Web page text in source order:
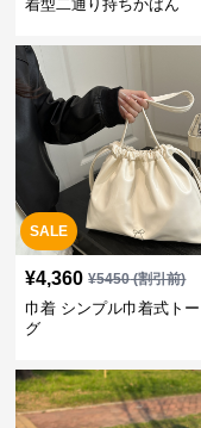
着型二通り持ちかばん
SALE
¥4,360 ¥5450(割引前)
巾着 シンプル巾着式ト
グ